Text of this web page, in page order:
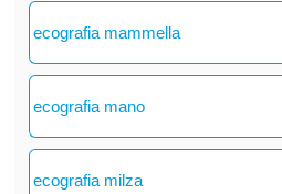
ecografia mammella
ecografia mano
ecografia milza